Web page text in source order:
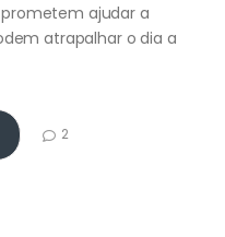
ajudar a
atrapalhar o dia a
2